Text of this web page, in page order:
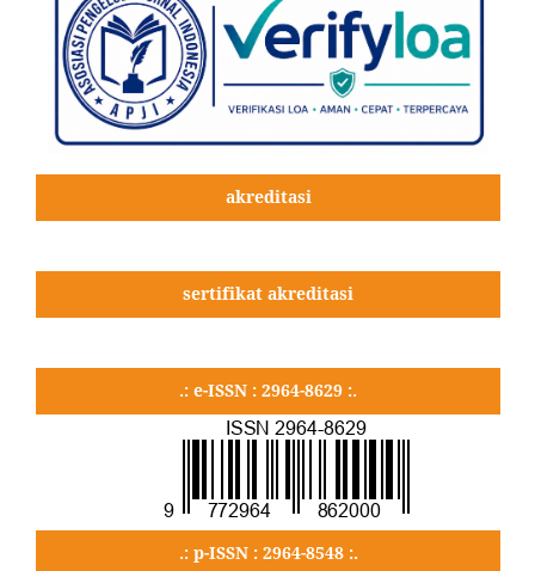
akreditasi
sertifikat akreditasi
.: e-ISSN : 2964-8629 :.
.: p-ISSN : 2964-8548 :.